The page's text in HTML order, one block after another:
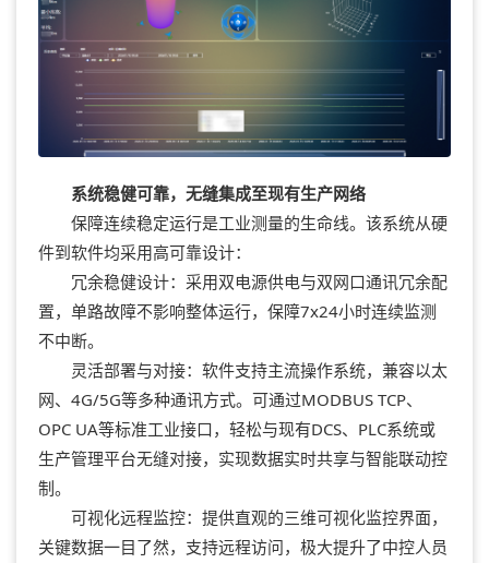
系统稳健可靠，无缝集成至现有生产网络
保障连续稳定运行是工业测量的生命线。该系统从硬
件到软件均采用高可靠设计：
冗余稳健设计：采用双电源供电与双网口通讯冗余配
置，单路故障不影响整体运行，保障7x24小时连续监测
不中断。
灵活部署与对接：软件支持主流操作系统，兼容以太
网、4G/5G等多种通讯方式。可通过MODBUS TCP、
OPC UA等标准工业接口，轻松与现有DCS、PLC系统或
生产管理平台无缝对接，实现数据实时共享与智能联动控
制。
可视化远程监控：提供直观的三维可视化监控界面，
关键数据一目了然，支持远程访问，极大提升了中控人员